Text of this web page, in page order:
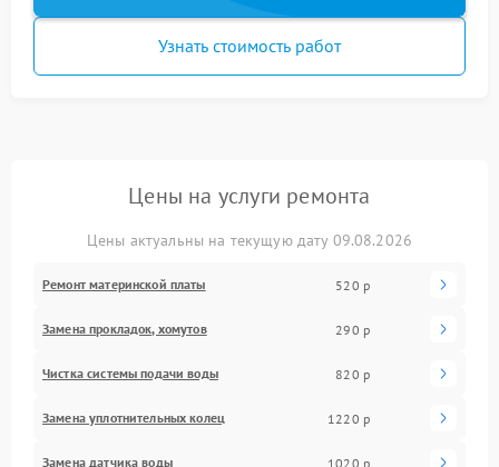
Узнать стоимость работ
Цены на услуги ремонта
Цены актуальны на текущую дату 09.08.2026
Ремонт материнской платы 520 р
Замена прокладок, хомутов 290 р
Чистка системы подачи воды 820 р
Замена уплотнительных колец 1220 р
Замена датчика воды 1020 р